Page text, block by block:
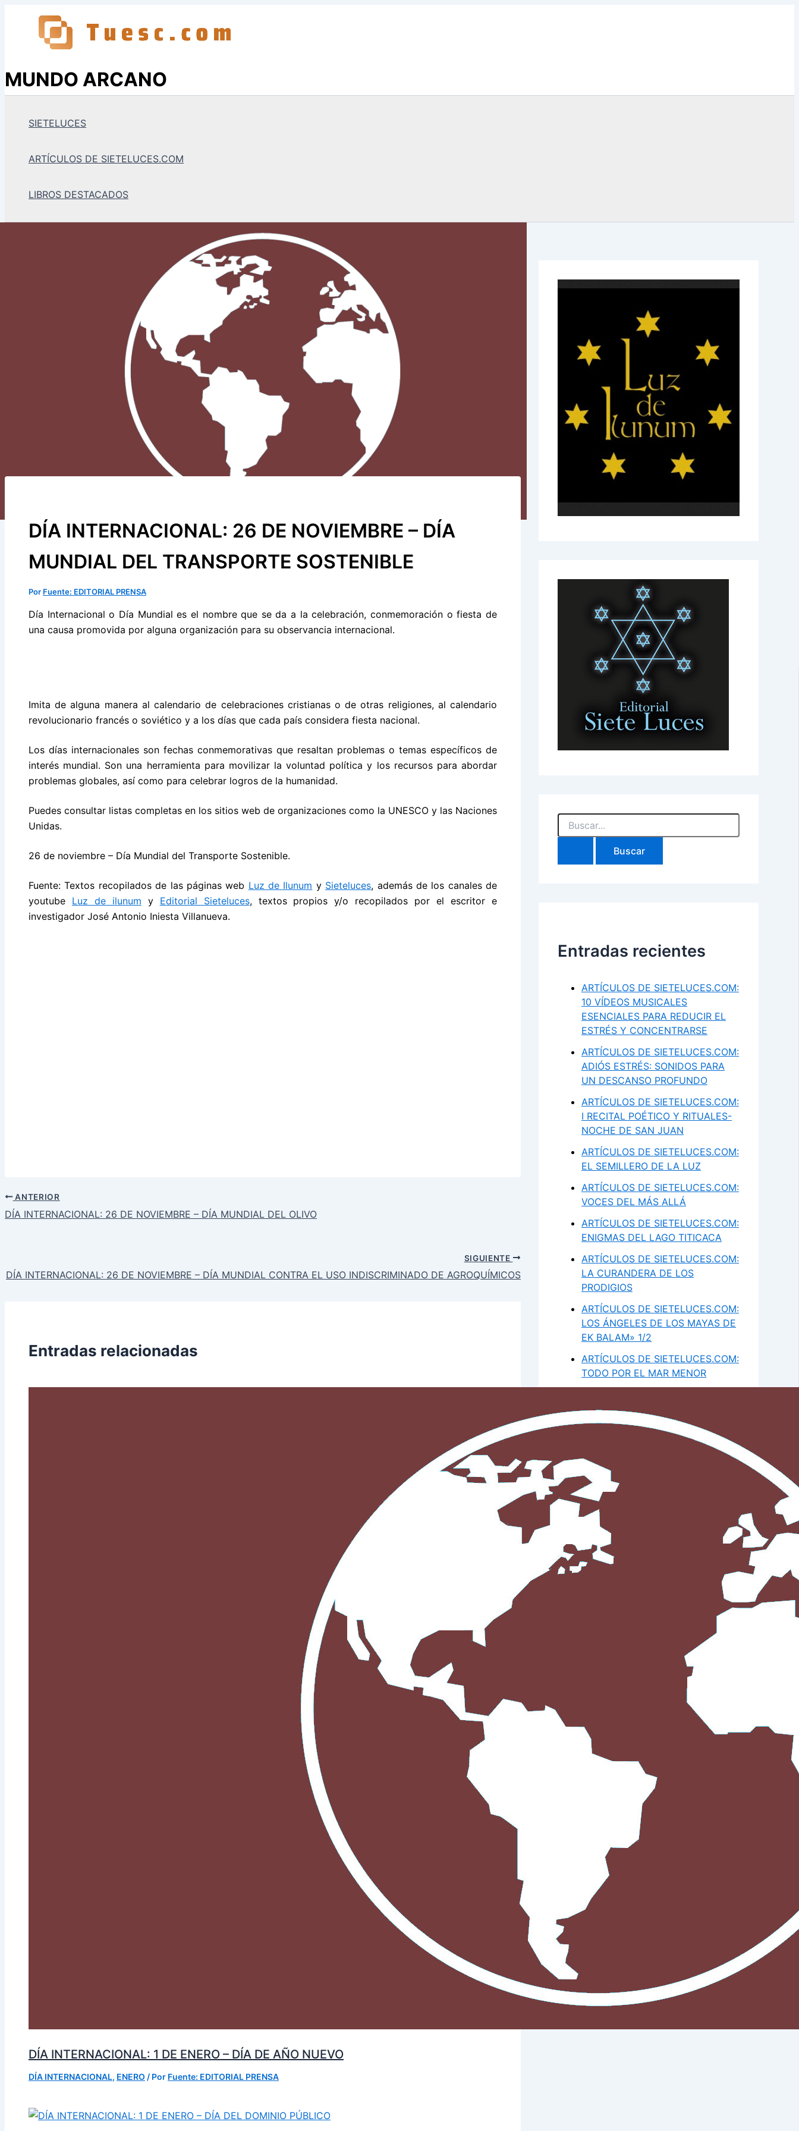
contenido
MUNDO ARCANO
SIETELUCES
ARTÍCULOS DE SIETELUCES.COM
LIBROS DESTACADOS
DÍA INTERNACIONAL: 26 DE NOVIEMBRE – DÍA
MUNDIAL DEL TRANSPORTE SOSTENIBLE
Por Fuente: EDITORIAL PRENSA
Día Internacional o Día Mundial es el nombre que se da a la celebración, conmemoración o fiesta de
una causa promovida por alguna organización para su observancia internacional.
Imita de alguna manera al calendario de celebraciones cristianas o de otras religiones, al calendario
revolucionario francés o soviético y a los días que cada país considera fiesta nacional.
Los días internacionales son fechas conmemorativas que resaltan problemas o temas específicos de
interés mundial. Son una herramienta para movilizar la voluntad política y los recursos para abordar
problemas globales, así como para celebrar logros de la humanidad.
Puedes consultar listas completas en los sitios web de organizaciones como la UNESCO y las Naciones
Unidas.
26 de noviembre – Día Mundial del Transporte Sostenible.
Fuente: Textos recopilados de las páginas web Luz de Ilunum y Sieteluces, además de los canales de
youtube Luz de ilunum y Editorial Sieteluces, textos propios y/o recopilados por el escritor e
investigador José Antonio Iniesta Villanueva.
ANTERIOR
DÍA INTERNACIONAL: 26 DE NOVIEMBRE – DÍA MUNDIAL DEL OLIVO
SIGUIENTE
DÍA INTERNACIONAL: 26 DE NOVIEMBRE – DÍA MUNDIAL CONTRA EL USO INDISCRIMINADO DE AGROQUÍMICOS
Entradas relacionadas
DÍA INTERNACIONAL: 1 DE ENERO – DÍA DE AÑO NUEVO
DÍA INTERNACIONAL, ENERO / Por Fuente: EDITORIAL PRENSA
Buscar
por:
Entradas recientes
ARTÍCULOS DE SIETELUCES.COM:
10 VÍDEOS MUSICALES
ESENCIALES PARA REDUCIR EL
ESTRÉS Y CONCENTRARSE
ARTÍCULOS DE SIETELUCES.COM:
ADIÓS ESTRÉS: SONIDOS PARA
UN DESCANSO PROFUNDO
ARTÍCULOS DE SIETELUCES.COM:
I RECITAL POÉTICO Y RITUALES-
NOCHE DE SAN JUAN
ARTÍCULOS DE SIETELUCES.COM:
EL SEMILLERO DE LA LUZ
ARTÍCULOS DE SIETELUCES.COM:
VOCES DEL MÁS ALLÁ
ARTÍCULOS DE SIETELUCES.COM:
ENIGMAS DEL LAGO TITICACA
ARTÍCULOS DE SIETELUCES.COM:
LA CURANDERA DE LOS
PRODIGIOS
ARTÍCULOS DE SIETELUCES.COM:
LOS ÁNGELES DE LOS MAYAS DE
EK BALAM» 1/2
ARTÍCULOS DE SIETELUCES.COM:
TODO POR EL MAR MENOR
COLABORACIÓN DE JOSÉ
ANTONIO INIESTA EN EL LIBRO
«LATIDO DE MAR MENOR»
ARTÍCULOS DE SIETELUCES.COM:
ENTREVISTA DE ANA MARÍA
BRITO A JOSÉ ANTONIO INIESTA
EN RADIO GÁLDAR
ARTÍCULOS DE SIETELUCES.COM:
ANA MARÍA BRITO HABLA DE
VENEZUELA EN RADIO GÁLDAR
ARTÍCULOS DE SIETELUCES.COM:
RELAJANTE: MÚSICA ESPIRITUAL
LIBROS EDITORIAL: EL CORPUS
CHRISTI DE HELLÍN 2009: PASIÓN
Y GLORIA EN LAS PAREDES
LIBROS EDITORIAL: EL CORPUS
CHRISTI DE HELLÍN 2008: AROMA
DE TOMILLO Y ROMERO